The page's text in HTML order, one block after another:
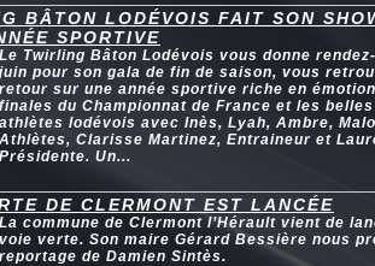
BÂTON LODÉVOIS FAIT SON
SPORTIVE
Le Twirling Bâton Lodévois vous donne
juin pour son gala de fin de saison, vous
retour sur une année sportive riche en
finales du Championnat de France et les
athlètes lodévois avec Inès, Lyah, Ambre,
Athlètes, Clarisse Martinez, Entraineur et
Présidente. Un...
DE CLERMONT EST LANCÉE
La commune de Clermont l’Hérault vient de
voie verte. Son maire Gérard Bessière nous
reportage de Damien Sintès.